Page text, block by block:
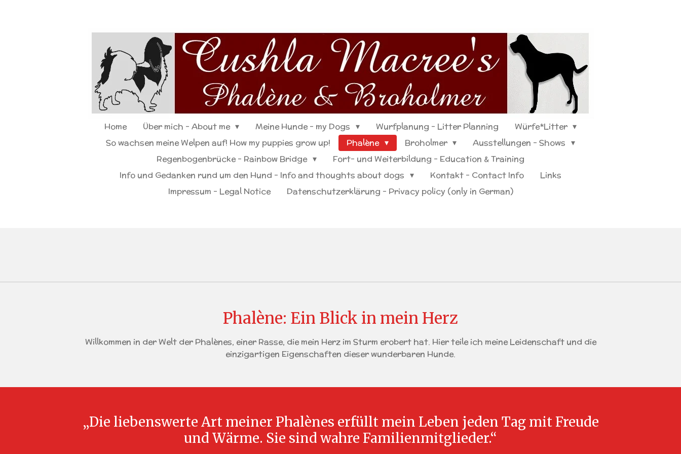
Home Über mich - About me Meine Hunde - my Dogs Wurfplanung - Litter Planning
Würfe*Litter
So wachsen meine Welpen auf! How my puppies grow up!
Phalène Broholmer
Ausstellungen - Shows
Regenbogenbrücke - Rainbow Bridge
Fort- und Weiterbildung - Education & Training
Info und Gedanken rund um den Hund - Info and thoughts about dogs
Kontakt - Contact Info
Links
Impressum - Legal Notice
Datenschutzerklärung - Privacy policy (only in German)
Phalène: Ein Blick in mein Herz
Willkommen in der Welt der Phalènes, einer Rasse, die mein Herz im Sturm erobert hat. Hier teile ich meine Leidenschaft und die
einzigartigen Eigenschaften dieser wunderbaren Hunde.
„Die liebenswerte Art meiner Phalènes erfüllt mein Leben jeden Tag mit Freude
und Wärme. Sie sind wahre Familienmitglieder.“